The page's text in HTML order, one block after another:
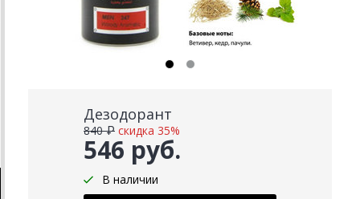
Дезодорант
546 руб.
840 ₽ скидка 35%
В наличии